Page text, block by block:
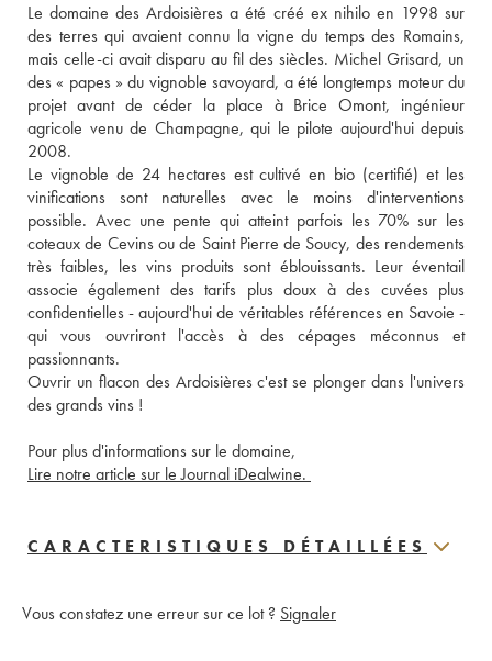
Le domaine des Ardoisières a été créé ex nihilo en 1998 sur
des terres qui avaient connu la vigne du temps des Romains,
mais celle-ci avait disparu au fil des siècles. Michel Grisard, un
des « papes » du vignoble savoyard, a été longtemps moteur du
projet avant de céder la place à Brice Omont, ingénieur
agricole venu de Champagne, qui le pilote aujourd'hui depuis
2008.
Le vignoble de 24 hectares est cultivé en bio (certifié) et les
vinifications sont naturelles avec le moins d'interventions
possible. Avec une pente qui atteint parfois les 70% sur les
coteaux de Cevins ou de Saint Pierre de Soucy, des rendements
très faibles, les vins produits sont éblouissants. Leur éventail
associe également des tarifs plus doux à des cuvées plus
confidentielles - aujourd'hui de véritables références en Savoie -
qui vous ouvriront l'accès à des cépages méconnus et
passionnants.
Ouvrir un flacon des Ardoisières c'est se plonger dans l'univers
des grands vins !
Pour plus d'informations sur le domaine,
CARACTERISTIQUES DÉTAILLÉES
Vous constatez une erreur sur ce lot ? Signaler